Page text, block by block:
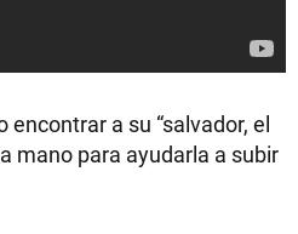
encontrar a su “salvador, el
mano para ayudarla a subir